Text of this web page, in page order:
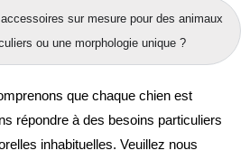
sur mesure pour des animaux
ou une morphologie unique ?
que chaque chien est
répondre à des besoins particuliers
inhabituelles. Veuillez nous